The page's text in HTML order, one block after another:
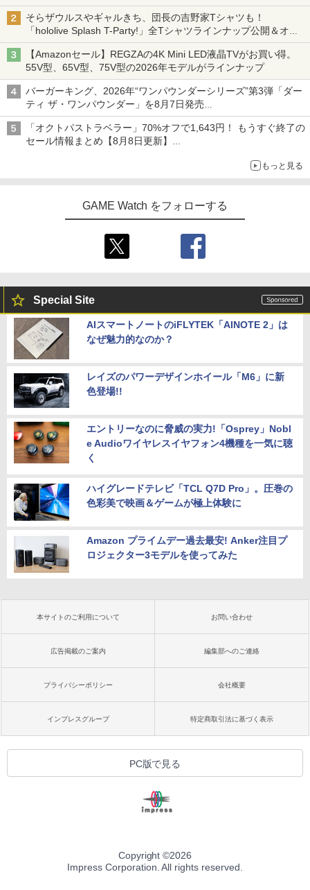
初回は「機動戦士ガンダム【HDリマスター版】」
そらザウルスやギャルきち、団長の吉野家Tシャツも！
「hololive Splash T-Party!」全Tシャツラインナップ公開＆オン
ライン販売開始
【Amazonセール】REGZAの4K Mini LED液晶TVがお買い得。
55V型、65V型、75V型の2026年モデルがラインナップ
バーガーキング、2026年“ワンパウンダーシリーズ”第3弾「ダー
ティ ザ・ワンパウンダー」を8月7日発売
「特製ガーリックマヨソース」を使用した超大型チーズバーガー
「オクトパストラベラー」70%オフで1,643円！ もうすぐ終了の
セール情報まとめ【8月8日更新】
もっと見る
GAME Watch をフォローする
Special Site
AIスマートノートのiFLYTEK「AINOTE 2」は
なぜ魅力的なのか？
レイズのパワーデザインホイール「M6」に新
色登場!!
エントリーなのに脅威の実力!「Osprey」Nobl
e Audioワイヤレスイヤフォン4機種を一気に聴
く
ハイグレードテレビ「TCL Q7D Pro」。圧巻の
色彩美で映画＆ゲームが極上体験に
Amazon プライムデー過去最安! Anker注目プ
ロジェクター3モデルを使ってみた
本サイトのご利用について お問い合わせ
広告掲載のご案内 編集部へのご連絡
プライバシーポリシー 会社概要
インプレスグループ 特定商取引法に基づく表示
PC版で見る
Copyright ©2026
Impress Corporation. All rights reserved.